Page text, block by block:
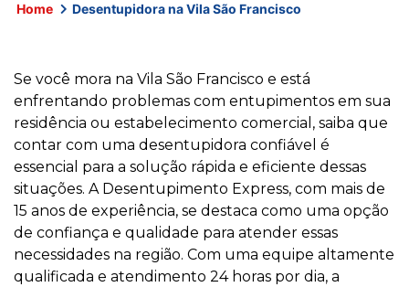
Home Desentupidora na Vila São Francisco
Se você mora na Vila São Francisco e está
enfrentando problemas com entupimentos em sua
residência ou estabelecimento comercial, saiba que
contar com uma desentupidora confiável é
essencial para a solução rápida e eficiente dessas
situações. A Desentupimento Express, com mais de
15 anos de experiência, se destaca como uma opção
de confiança e qualidade para atender essas
necessidades na região. Com uma equipe altamente
qualificada e atendimento 24 horas por dia, a